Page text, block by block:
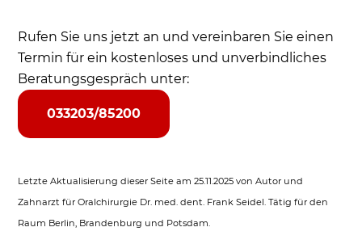
Rufen Sie uns jetzt an und vereinbaren Sie einen
Termin für ein kostenloses und unverbindliches
Beratungsgespräch unter:
033203/85200
Letzte Aktualisierung dieser Seite am 25.11.2025 von Autor und
Zahnarzt für Oralchirurgie Dr. med. dent. Frank Seidel. Tätig für den
Raum Berlin, Brandenburg und Potsdam.